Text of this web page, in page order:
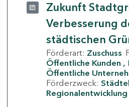
Zukunft
Verbesserung
städtischen
Förderart: Zuschuss
Öffentliche Kunden
Öffentliche
Förderzweck:
Regionalentwicklung